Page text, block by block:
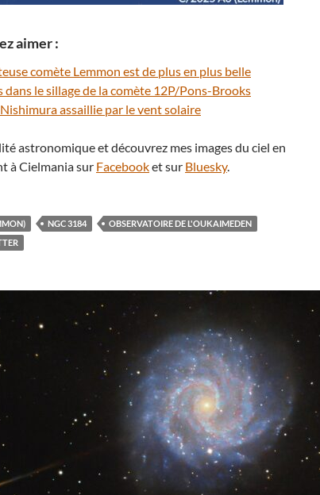
aimer :
comète Lemmon est de plus en plus belle
dans le sillage de la comète 12P/Pons-Brooks
assaillie par le vent solaire
astronomique et découvrez mes images du ciel en
à Cielmania sur Facebooket sur Bluesky.
NGC 3184
OBSERVATOIRE DE L'OUKAIMEDEN